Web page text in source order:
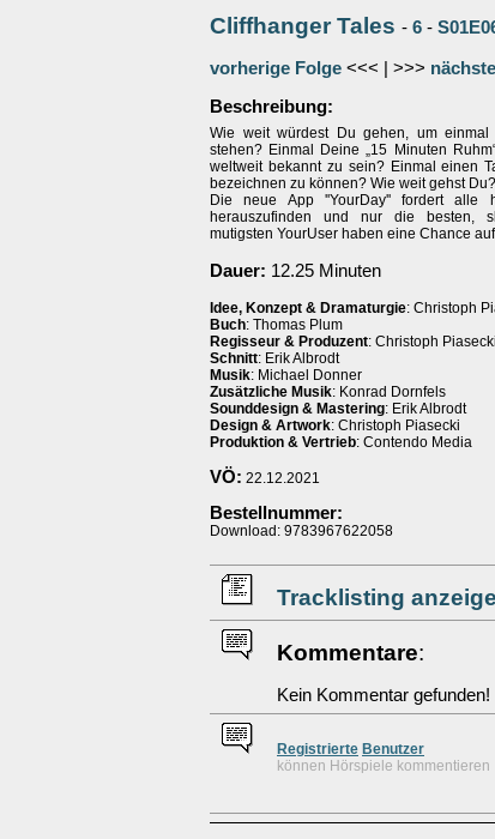
Cliffhanger Tales - 6 -
vorherige Folge <<< | >>>
Beschreibung:
Wie weit würdest Du gehen, um einmal
stehen? Einmal Deine „15 Minuten
weltweit bekannt zu sein? Einmal einen
bezeichnen zu können? Wie weit gehst Du?
Die neue App ''YourDay'' fordert alle
herauszufinden und nur die besten,
mutigsten YourUser haben eine Chance
Dauer: 12.25 Minuten
Idee, Konzept & Dramaturgie: Christoph
Buch: Thomas Plum
Regisseur & Produzent: Christoph Piasecki
Schnitt: Erik Albrodt
Musik: Michael Donner
Zusätzliche Musik: Konrad Dornfels
Sounddesign & Mastering: Erik Albrodt
Design & Artwork: Christoph Piasecki
Produktion & Vertrieb: Contendo Media
VÖ: 22.12.2021
Bestellnummer:
Download: 9783967622058
Tracklisting
Kommentare:
Kein Kommentar gefunden!
Registrierte Benutzer
können Hörspiele kommentieren